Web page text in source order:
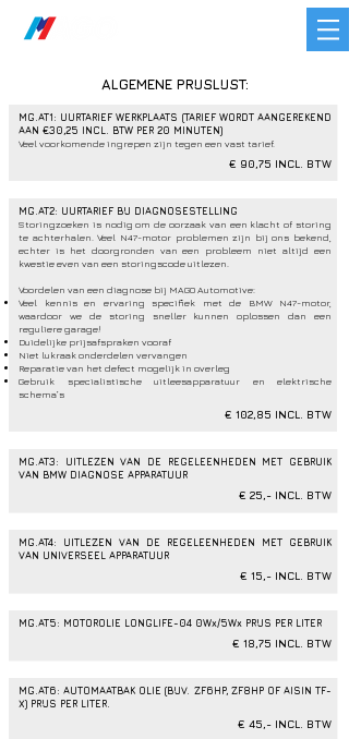
ALGEMENE PRIJSLIJST:
MG.AT1: UURTARIEF WERKPLAATS (TARIEF WORDT AANGEREKEND
AAN €30,25 INCL. BTW PER 20 MINUTEN)
Veel voorkomende ingrepen zijn tegen een vast tarief.
€ 90,75 INCL. BTW
MG.AT2: UURTARIEF BIJ DIAGNOSESTELLING
Storingzoeken is nodig om de oorzaak van een klacht of storing
te achterhalen. Veel N47-motor problemen zijn bij ons bekend,
echter is het doorgronden van een probleem niet altijd een
kwestie even van een storingscode uitlezen.
Voordelen van een diagnose bij MAGO Automotive:
Veel kennis en ervaring specifiek met de BMW N47-motor,
waardoor we de storing sneller kunnen oplossen dan een
reguliere garage!
Duidelijke prijsafspraken vooraf
Niet lukraak onderdelen vervangen
Reparatie van het defect mogelijk in overleg
Gebruik specialistische uitleesapparatuur en elektrische
schema’s
€ 102,85 INCL. BTW
MG.AT3: UITLEZEN VAN DE REGELEENHEDEN MET GEBRUIK
VAN BMW DIAGNOSE APPARATUUR
€ 25,- INCL. BTW
MG.AT4: UITLEZEN VAN DE REGELEENHEDEN MET GEBRUIK
VAN UNIVERSEEL APPARATUUR
€ 15,- INCL. BTW
MG.AT5: MOTOROLIE LONGLIFE-04 0Wx/5Wx PRIJS PER LITER
€ 18,75 INCL. BTW
MG.AT6: AUTOMAATBAK OLIE (BIJV. ZF6HP, ZF8HP OF AISIN TF-
X) PRIJS PER LITER.
€ 45,- INCL. BTW